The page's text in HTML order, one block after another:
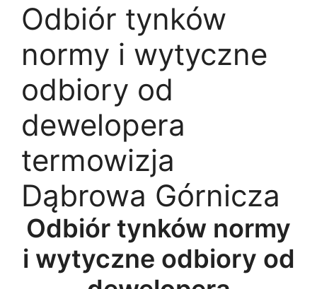
Odbiór tynków
normy i wytyczne
odbiory od
dewelopera
termowizja
Dąbrowa Górnicza
Odbiór tynków normy
i wytyczne odbiory od